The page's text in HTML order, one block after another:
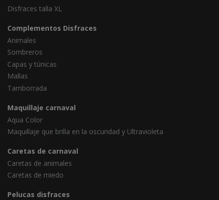
Disfraces talla XL
Complementos Disfraces
Animales
Sombreros
Capas y túnicas
Mallas
Tamborrada
Maquillaje carnaval
Aqua Color
Maquillaje que brilla en la oscuridad y Ultravioleta
Caretas de carnaval
Caretas de animales
Caretas de miedo
Pelucas disfraces